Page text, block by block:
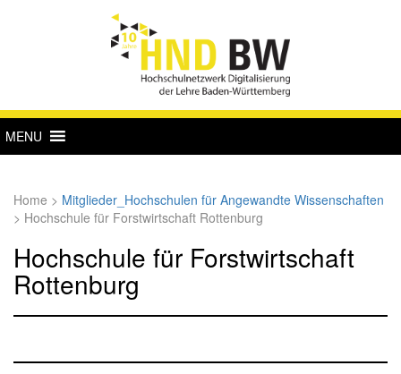
MENU
Home > Mitglieder_Hochschulen für Angewandte Wissenschaften
> Hochschule für Forstwirtschaft Rottenburg
Hochschule für Forstwirtschaft
Rottenburg